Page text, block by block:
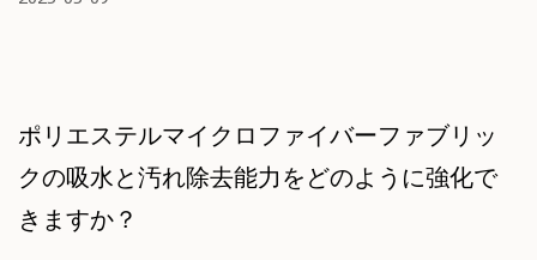
ポリエステルマイクロファイバーファブリッ
クの吸水と汚れ除去能力をどのように強化で
きますか？